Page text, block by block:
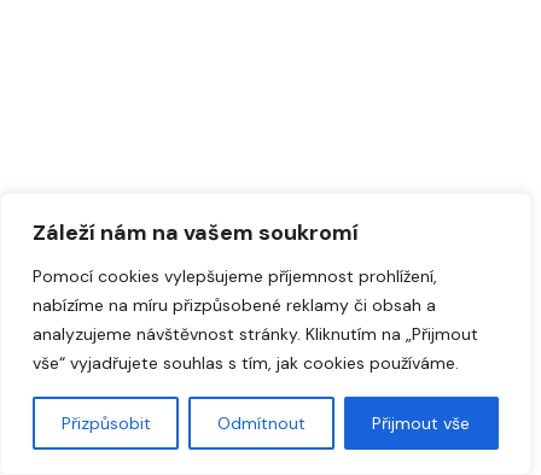
Záleží nám na vašem soukromí
Pomocí cookies vylepšujeme příjemnost prohlížení,
nabízíme na míru přizpůsobené reklamy či obsah a
analyzujeme návštěvnost stránky. Kliknutím na „Přijmout
vše“ vyjadřujete souhlas s tím, jak cookies používáme.
Přizpůsobit Odmítnout Přijmout vše